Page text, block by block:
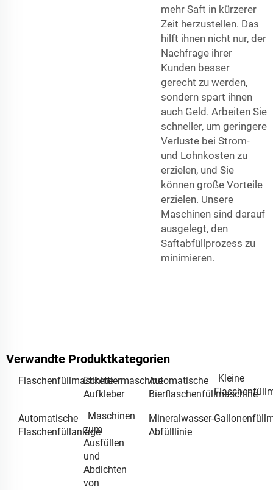
mehr Saft in kürzerer
Zeit herzustellen. Das
hilft ihnen nicht nur, der
Nachfrage ihrer
Kunden besser
gerecht zu werden,
sondern spart ihnen
auch Geld. Arbeiten Sie
schneller, um geringere
Verluste bei Strom-
und Lohnkosten zu
erzielen, und Sie
können große Vorteile
erzielen. Unsere
Maschinen sind darauf
ausgelegt, den
Saftabfüllprozess zu
minimieren.
Verwandte Produktkategorien
FlaschenfüllmaschineEtikettiermaschine
Aufkleber
Automatische
Bierflaschenfüllmaschine
Kleine
Automatische
Flaschenfüllanlage
Maschinen
zum
Ausfüllen
und
Abdichten
von
Mineralwasser-
Abfülllinie